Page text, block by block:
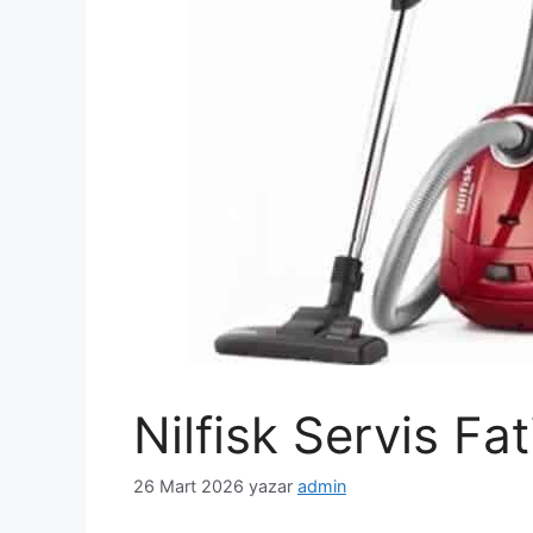
Nilfisk Servis
26 Mart 2026 yazar admin